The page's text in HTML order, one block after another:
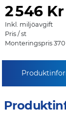
2546 Kr
Inkl. miljöavgift
Pris / st
Monteringspris 370